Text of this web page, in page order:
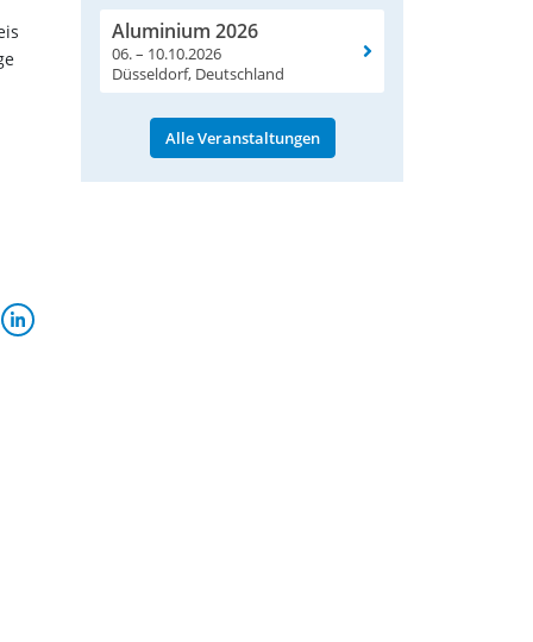
Aluminium 2026
06. – 10.10.2026
Düsseldorf, Deutschland
Alle Veranstaltungen